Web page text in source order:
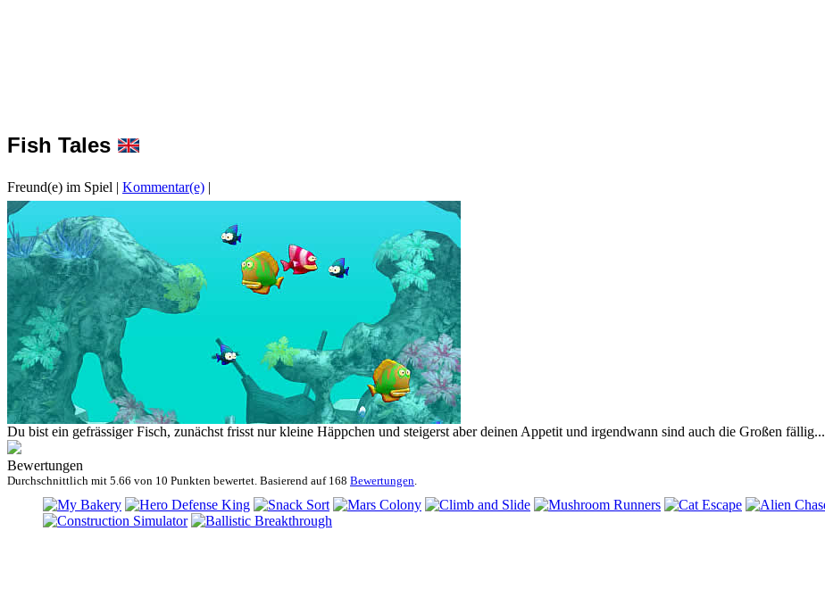
Fish Tales
Freund(e) im Spiel | Kommentar(e) |
Du bist ein gefrässiger Fisch, zunächst frisst nur kleine Häppchen und steigerst aber deinen Appetit und irgendwann sind auch die Großen fällig...
Bewertungen
Durchschnittlich mit 5.66 von 10 Punkten bewertet. Basierend auf 168 Bewertungen